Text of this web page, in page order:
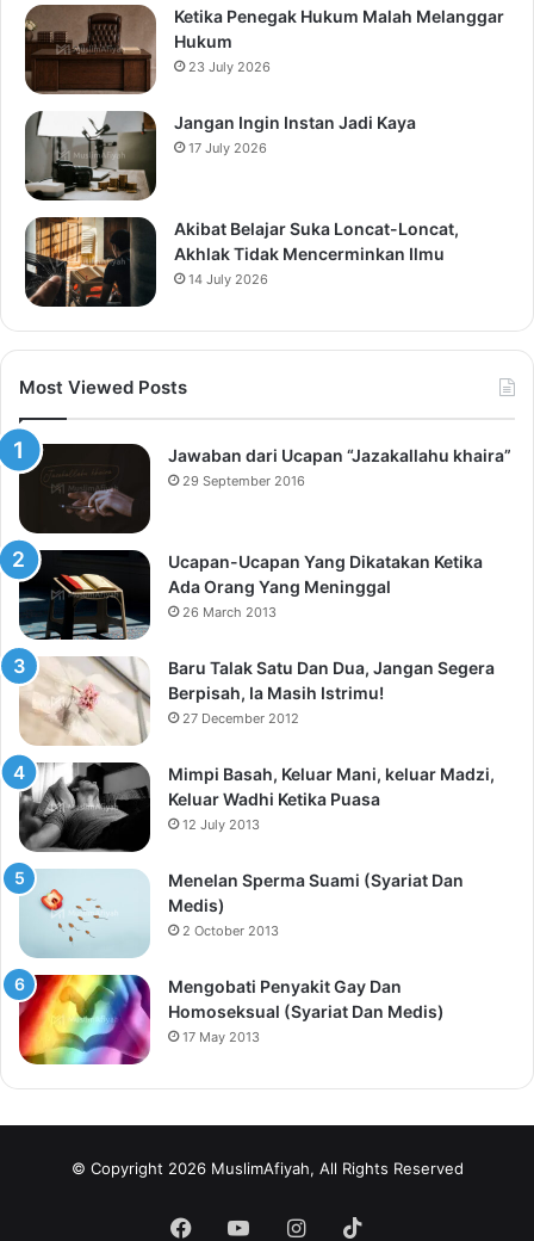
Ketika Penegak Hukum Malah Melanggar
Hukum
23 July 2026
Jangan Ingin Instan Jadi Kaya
17 July 2026
Akibat Belajar Suka Loncat-Loncat,
Akhlak Tidak Mencerminkan Ilmu
14 July 2026
Most Viewed Posts
Jawaban dari Ucapan “Jazakallahu khaira”
29 September 2016
Ucapan-Ucapan Yang Dikatakan Ketika
Ada Orang Yang Meninggal
26 March 2013
Baru Talak Satu Dan Dua, Jangan Segera
Berpisah, Ia Masih Istrimu!
27 December 2012
Mimpi Basah, Keluar Mani, keluar Madzi,
Keluar Wadhi Ketika Puasa
12 July 2013
Menelan Sperma Suami (Syariat Dan
Medis)
2 October 2013
Mengobati Penyakit Gay Dan
Homoseksual (Syariat Dan Medis)
17 May 2013
© Copyright 2026 MuslimAfiyah, All Rights Reserved
Facebook
YouTubeInstagram